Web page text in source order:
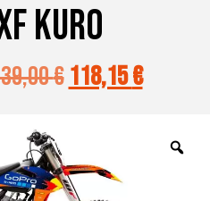
KURO
€ 118,15€